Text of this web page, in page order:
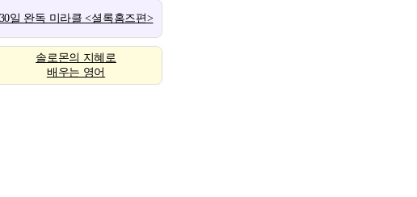
30일 완독 미라클 <셜록홈즈편>
솔로몬의 지혜로
배우는 영어